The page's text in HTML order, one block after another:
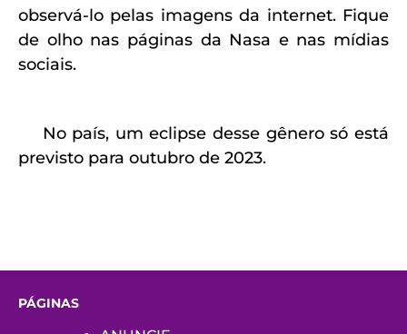
observá-lo pelas imagens da internet. Fique
de olho nas páginas da Nasa e nas mídias
sociais.
No país, um eclipse desse gênero só está
previsto para outubro de 2023.
PÁGINAS